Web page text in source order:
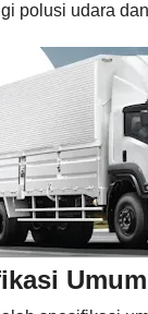
polusi udara